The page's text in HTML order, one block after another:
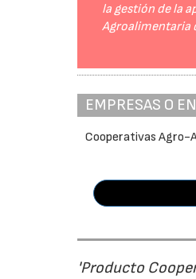
la gestión de la
Agroalimentaria
EMPRESAS O
Cooperativas Agro-
'Producto